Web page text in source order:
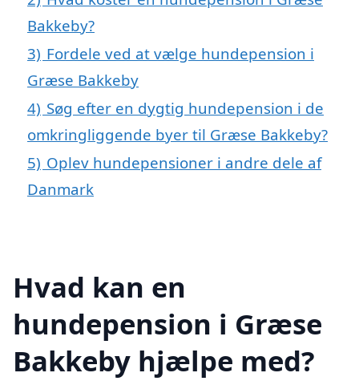
Bakkeby?
3) Fordele ved at vælge hundepension i
Græse Bakkeby
4) Søg efter en dygtig hundepension i de
omkringliggende byer til Græse Bakkeby?
5) Oplev hundepensioner i andre dele af
Danmark
Hvad kan en
hundepension i Græse
Bakkeby hjælpe med?